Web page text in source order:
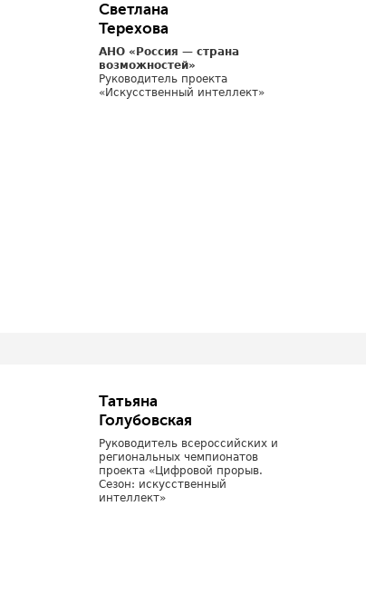
Светлана
Терехова
АНО «Россия — страна
возможностей»
Руководитель проекта
«Искусственный интеллект»
Татьяна
Голубовская
Руководитель всероссийских и
региональных чемпионатов
проекта «Цифровой прорыв.
Сезон: искусственный
интеллект»